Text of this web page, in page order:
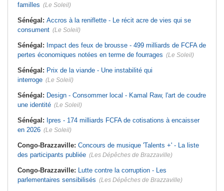
familles (Le Soleil)
Sénégal: Accros à la reniflette - Le récit acre de vies qui se
consument (Le Soleil)
Sénégal: Impact des feux de brousse - 499 milliards de FCFA de
pertes économiques notées en terme de fourrages (Le Soleil)
Sénégal: Prix de la viande - Une instabilité qui
interroge (Le Soleil)
Sénégal: Design - Consommer local - Kamal Raw, l'art de coudre
une identité (Le Soleil)
Sénégal: Ipres - 174 milliards FCFA de cotisations à encaisser
en 2026 (Le Soleil)
Congo-Brazzaville: Concours de musique 'Talents +' - La liste
des participants publiée (Les Dépêches de Brazzaville)
Congo-Brazzaville: Lutte contre la corruption - Les
parlementaires sensibilisés (Les Dépêches de Brazzaville)